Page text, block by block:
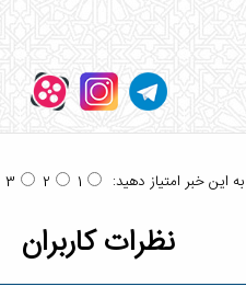
به این خبر امتیاز دهید: 1
2
3
نظرات کاربران